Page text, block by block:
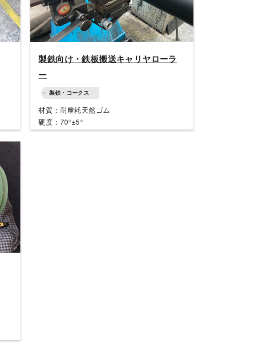
製鉄向け・鉄板搬送キャリヤローラ
ー
製鉄・コークス
材質：耐摩耗天然ゴム
硬度：70°±5°
サイズ：Φ180×2300